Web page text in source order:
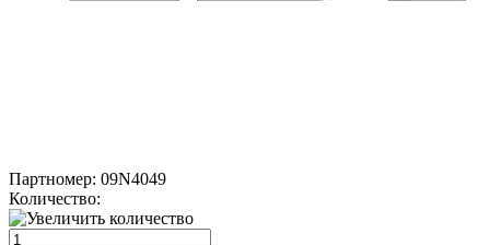
Партномер: 09N4049
Количество: